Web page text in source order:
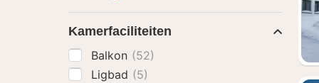
Kamerfaciliteiten
Balkon (52)
Ligbad (5)